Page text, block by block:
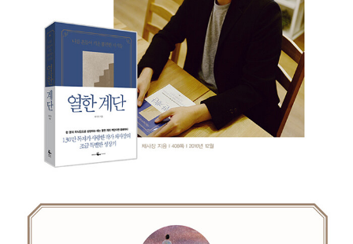
읽고 그 지혜로 세상을 보게 되었다면, 다음에는 앞선 책에서 얻은 세
계관을 뒤흔드는 책을 선택한다. 그에게는 불편함을 감수하는 강인함
이 있다. 또 기존에 움켜쥐었던 세계를 미련 없이 내려놓을 수 있는 용
기도 지니고 있다. 세계의 지평은 점차 넓어진다. 이 사람은 여행하는
영혼을 가졌다.
당신은 어떤 영혼을 소유했는가? 당신이 지금까지 만들어온 세계는
어떤 모습인가? 깊은 지식의 심연인가, 아니면 광활한 지혜의 대지인
가? 정답은 없다. 그 무엇을 선택해도 괜찮다. 어떤 길도 당신의 영혼
하지만 나는 당신이 여행하는 영혼을 가졌으면 좋겠다. 여행하는 영